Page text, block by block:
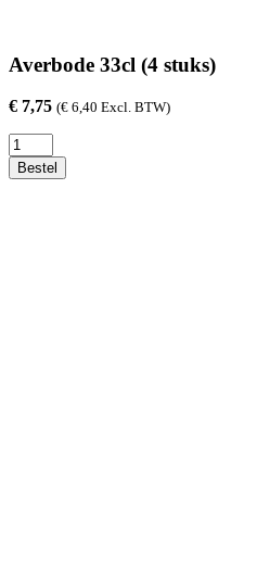
Averbode 33cl (4 stuks)
€ 7,75 (€ 6,40 Excl. BTW)
Averbode
33cl
(4
Bestel